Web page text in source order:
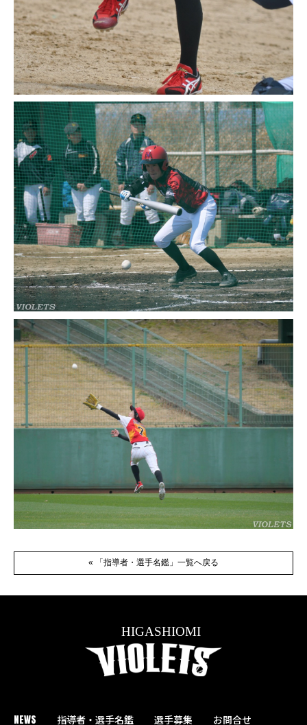
« 「指導者・選手名鑑」一覧へ戻る
NEWS 指導者・選手名鑑 選手募集 お問合せ